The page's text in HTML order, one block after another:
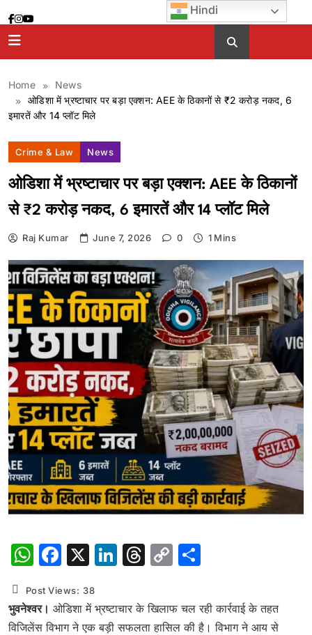
to
content
Home
News
ओडिशा में भ्रष्टाचार पर बड़ा एक्शन: AEE के ठिकानों से ₹2 करोड़ नकद, 6
इमारतें और 14 प्लॉट मिले
Crime & Law News
ओडिशा में भ्रष्टाचार पर बड़ा एक्शन: AEE के ठिकानों
से ₹2 करोड़ नकद, 6 इमारतें और 14 प्लॉट मिले
Raj Kumar June 7, 2026 0 1 Mins
WhatsApp
Facebook
X LinkedIn
Threads
Copy
Post Views: 38
भुवनेश्वर। ओडिशा में भ्रष्टाचार के खिलाफ चल रही कार्रवाई के तहत
विजिलेंस विभाग ने एक बड़ी सफलता हासिल की है। विभाग ने आय से
Hindi